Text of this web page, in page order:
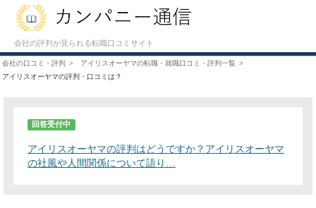
会社の評判が見られる転職口コミサイト
会社の口コミ・評判
アイリスオーヤマの転職・就職口コミ・評判一覧
アイリスオーヤマの評判・口コミは？
回答受付中
アイリスオーヤマの評判はどうですか？アイリスオーヤマ
の社風や人間関係について語り…